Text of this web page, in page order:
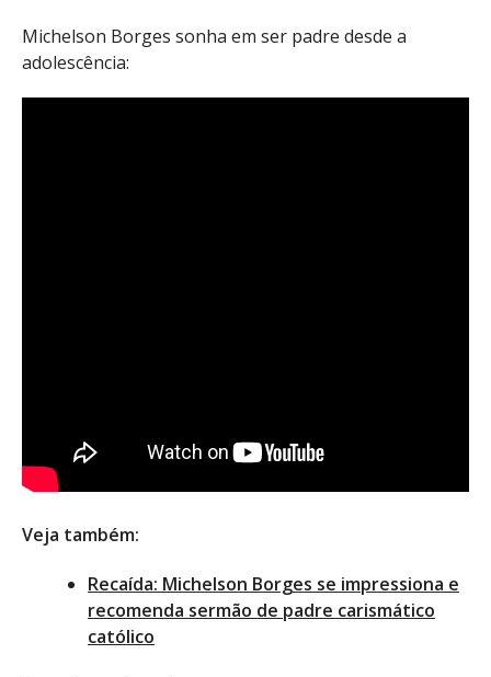
Michelson Borges sonha em ser padre desde a
adolescência:
Veja também:
Recaída: Michelson Borges se impressiona e
recomenda sermão de padre carismático
católico